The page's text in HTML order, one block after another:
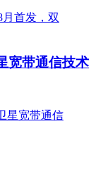
宽带通信技术